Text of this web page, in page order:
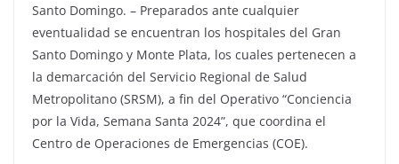
Santo Domingo. – Preparados ante cualquier
eventualidad se encuentran los hospitales del Gran
Santo Domingo y Monte Plata, los cuales pertenecen a
la demarcación del Servicio Regional de Salud
Metropolitano (SRSM), a fin del Operativo “Conciencia
por la Vida, Semana Santa 2024”, que coordina el
Centro de Operaciones de Emergencias (COE).